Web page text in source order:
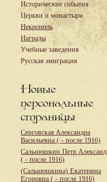
Исторические события
Церкви и монастыри
Некрополь
Награды
Учебные заведения
Русская эмиграция
Новые
персональные
страницы
Серговская Александра
Васильевна ( - после 1916)
Сальнюшкин Петр
( - после 1916)
(Сальнюшкина) Екатерина
Егоровна ( - после 1916)